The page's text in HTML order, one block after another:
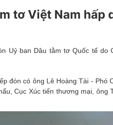
sống
tơ Việt Nam hấp
Uỷ ban Dâu tằm tơ Quốc tế
đón có ông Lê Hoàng Tài - Phó
Cục Xúc tiến thương mại, ông